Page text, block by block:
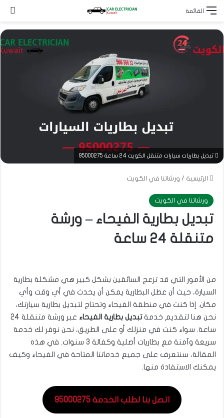
القائمة
تبديل بطاريات سيارات متنقل الكويت 24 ساعة 95000275
الرئيسية / ورشاتنا في الكويت
ورشاتنا في الكويت
تبديل بطارية الفيحاء – ورشة
متنقلة 24 ساعة
من الأمور التي قد تزعج السائقين بشكل كبير هي مشكلة بطارية
السيارة، حيث أن عطل البطارية يمكن أن يحدث في أي وقت وأي
مكان. إذا كنت في منطقة الفيحاء وتحتاج لتبديل بطارية سيارتك،
نحن هنا لتقديم خدمةتبديل بطارية الفيحاء
عبر ورشة متنقلة 24
ساعة. سواء كنت في منزلك أو على الطريق، نحن نوفر لك خدمة
سريعة وآمنة مع بطاريات أصلية وكفالة 3 سنوات. في هذه
المقالة، سنتعرف على جميع خدماتنا المتاحة في الفيحاء وكيف
يمكنك الاستفادة منها.
اتصل بنا لطلب الخدمة 95000275